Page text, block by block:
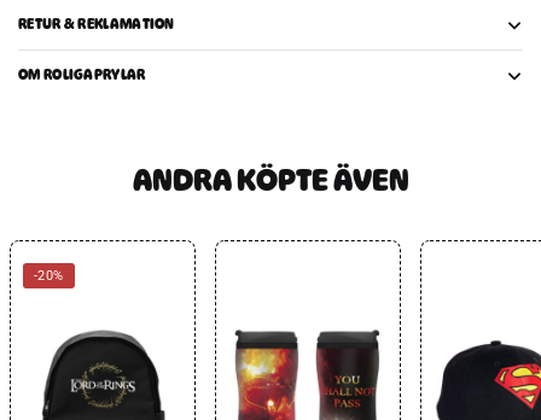
RETUR & REKLAMATION
OM ROLIGAPRYLAR
ANDRA KÖPTE ÄVEN
-20%